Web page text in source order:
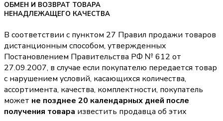
ОБМЕН И ВОЗВРАТ ТОВАРА
НЕНАДЛЕЖАЩЕГО КАЧЕСТВА
В соответствии с пунктом 27 Правил продажи товаров
дистанционным способом, утвержденных
Постановлением Правительства РФ № 612 от
27.09.2007, в случае если покупателю передается товар
с нарушением условий, касающихся количества,
ассортимента, качества, комплектности, покупатель
может не позднее 20 календарных дней после
получения товара известить продавца об этих